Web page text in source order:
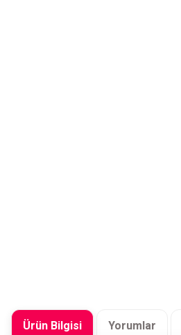
Ürün Bilgisi Yorumlar